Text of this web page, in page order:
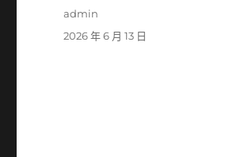
作
admin
發
2026 年 6 月 13 日